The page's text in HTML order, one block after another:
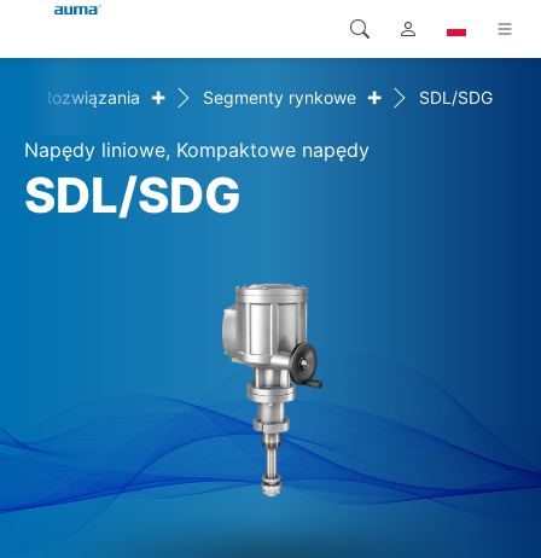
Produkty
Rozwiązania
Global
Europa
Ameryka Północna
Wyszukaj
Rozwiązania + Segmenty rynkowe + SDL/SDG
Napędy liniowe, Kompaktowe napędy
SDL/SDG